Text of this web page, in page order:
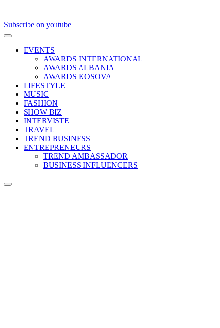
Subscribe on youtube
EVENTS
AWARDS INTERNATIONAL
AWARDS ALBANIA
AWARDS KOSOVA
LIFESTYLE
MUSIC
FASHION
SHOW BIZ
INTERVISTE
TRAVEL
TREND BUSINESS
ENTREPRENEURS
TREND AMBASSADOR
BUSINESS INFLUENCERS